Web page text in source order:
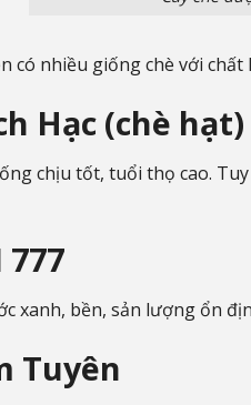
có nhiều giống chè với
Hạc (chè hạt)
chịu tốt, tuổi thọ cao.
777
xanh, bền, sản lượng ổn
Tuyên